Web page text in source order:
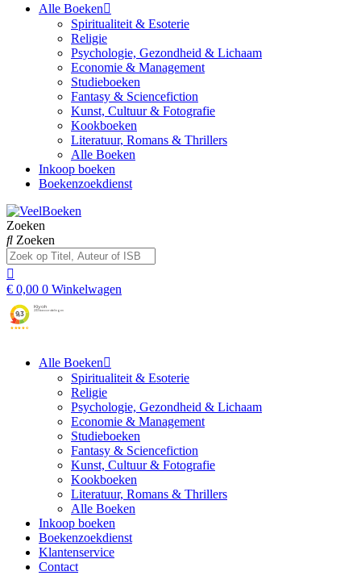
Alle Boeken
Spiritualiteit & Esoterie
Religie
Psychologie, Gezondheid & Lichaam
Economie & Management
Studieboeken
Fantasy & Sciencefiction
Kunst, Cultuur & Fotografie
Kookboeken
Literatuur, Romans & Thrillers
Alle Boeken
Inkoop boeken
Boekenzoekdienst
Zoeken
Zoeken
€ 0,00 0 Winkelwagen
Alle Boeken
Spiritualiteit & Esoterie
Religie
Psychologie, Gezondheid & Lichaam
Economie & Management
Studieboeken
Fantasy & Sciencefiction
Kunst, Cultuur & Fotografie
Kookboeken
Literatuur, Romans & Thrillers
Alle Boeken
Inkoop boeken
Boekenzoekdienst
Klantenservice
Contact